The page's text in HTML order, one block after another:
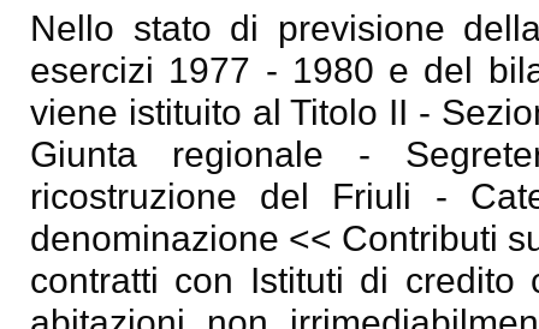
Nello stato di previsione
esercizi 1977 - 1980 e del
viene istituito al Titolo II -
Giunta regionale -
ricostruzione del Friuli -
denominazione << Contributi
contratti con Istituti di credito